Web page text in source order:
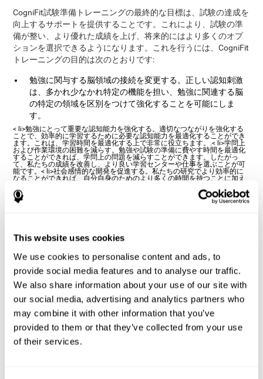
This website uses cookies
We use cookies to personalise content and ads, to
provide social media features and to analyse our traffic.
We also share information about your use of our site with
our social media, advertising and analytics partners who
may combine it with other information that you’ve
provided to them or that they’ve collected from your use
of their services.
CogniFit試験準備トレーニングの最終的な目標は、試験の達成を
向上するサポートを提供することです。これにより、試験の準
備が整い、より優れた成績を上げ、将来的にはより多くのオプ
ションを選択できるようになります。これを行うには、CogniFit
トレーニングの目的は次のとおりです:
勉強に関与する脳領域の接続を変更する。正しい認知刺激
は、多かれ少なかれ特定の機能を担い、勉強に関連する脳
の特定の領域を区別をつけて強化することを可能にしま
す。
< li>勉強にとって重要な認知能力を強化する。適切なつながりを強化する
ことで、効率的に学習するために必要な認知能力を最適化することができ
ます。これは、学習時間を最適化する上で非常に役立ちます。.< li>学問上
および作業環境の困難を減らす。勉強や試験の準備に費やす時間を最適化
することができれば、学問上の問題を減らすことができます。したがっ
て、私たちの成績を改善し、より良い学習センターや仕事を選ぶことが可
能です。< li>社会感情的な開発を促進する。私たちの研究でより効率的に
なることができれば、自分自身のためのより多くの時間を持つことに加え
す。これは私たちの感情的および社会的健康に非常にポジティブな結果を
得ることができます。
すか？
認知刺激タスクを実行すると、脳は問題のタスクを実行するた
めに必要な接続を強化します。神経接続が強化されていると、
次にその状況に直面しなければならないときに、脳が適切な応
答をしやすくなります。このようにして、認知刺激活動によっ
て脳が適切に刺激された場合、これらの強化された接続を使用
して、学習などの他の活動をより簡単にすることができます。
つまり、勉強に関わる認知能力を具体的に強化すれば、よりよ
い認知資源を獲得して勉強することができるのです。